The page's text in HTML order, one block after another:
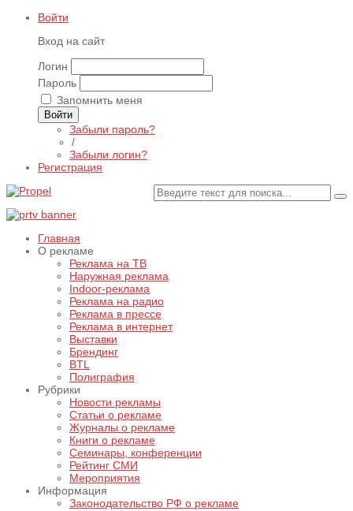
Войти
Вход на сайт
Логин
Пароль
Запомнить меня
Войти
Забыли пароль?
/
Забыли логин?
Регистрация
Главная
О рекламе
Реклама на ТВ
Наружная реклама
Indoor-реклама
Реклама на радио
Реклама в прессе
Реклама в интернет
Выставки
Брендинг
BTL
Полиграфия
Рубрики
Новости рекламы
Статьи о рекламе
Журналы о рекламе
Книги о рекламе
Семинары, конференции
Рейтинг СМИ
Мероприятия
Информация
Законодательство РФ о рекламе